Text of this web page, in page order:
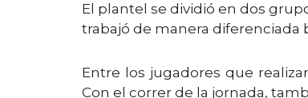
El plantel se dividió en dos
trabajó de manera diferenciada
Entre los jugadores que
Con el correr de la jornada,